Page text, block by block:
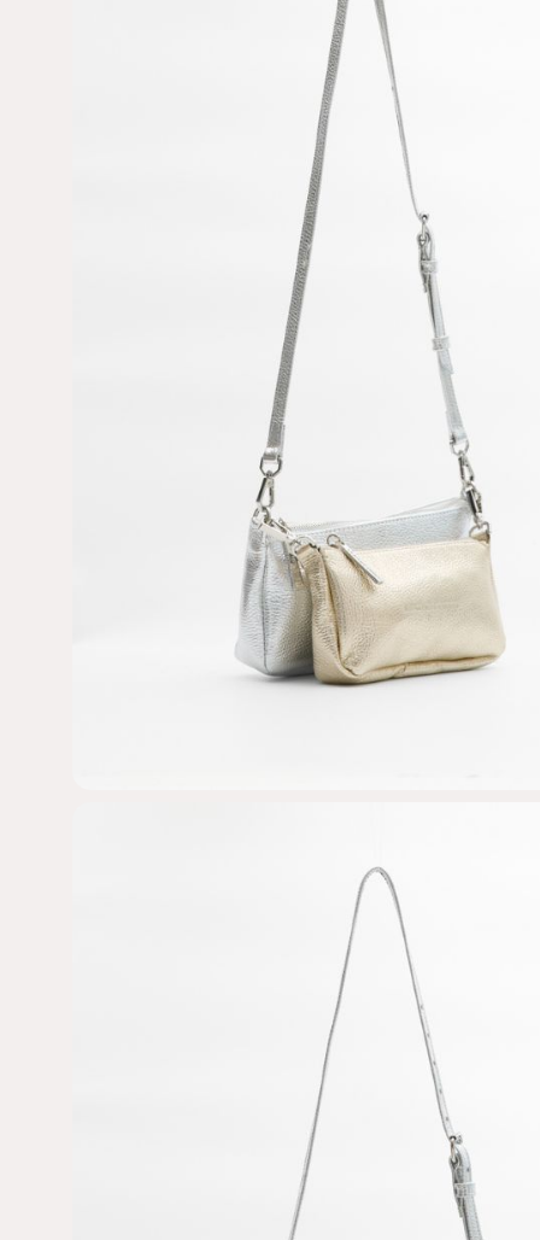
Κάνε την εγγραφή
κέρδισε 10%
Email